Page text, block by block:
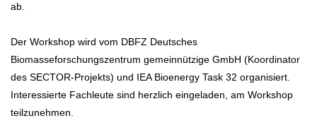
ab.
Der Workshop wird vom DBFZ Deutsches
Biomasseforschungszentrum gemeinnützige GmbH (Koordinator
des SECTOR-Projekts) und IEA Bioenergy Task 32 organisiert.
Interessierte Fachleute sind herzlich eingeladen, am Workshop
teilzunehmen.